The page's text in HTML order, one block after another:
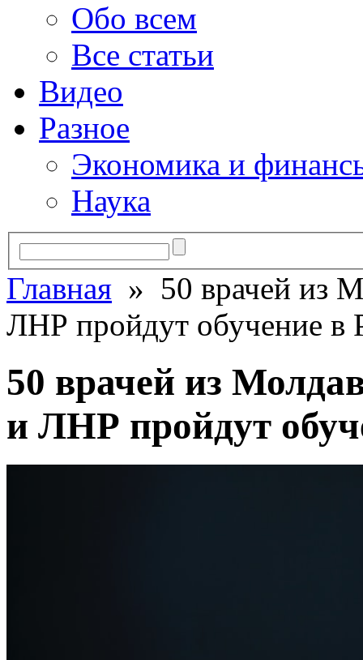
Обо всем
Все статьи
Видео
Разное
Экономика и
Наука
Главная » 50 врачей из
ЛНР пройдут обучение в
50 врачей из
и ЛНР пройдут